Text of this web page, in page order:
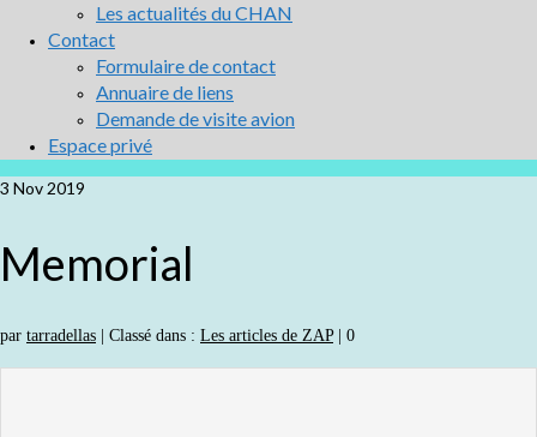
Les actualités du CHAN
Contact
Formulaire de contact
Annuaire de liens
Demande de visite avion
Espace privé
3 Nov 2019
Memorial
par tarradellas Classé dans : Les articles de ZAP 0